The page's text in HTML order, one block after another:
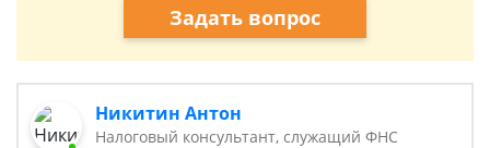
Задать вопрос
Никитин Антон
Налоговый консультант, служащий ФНС